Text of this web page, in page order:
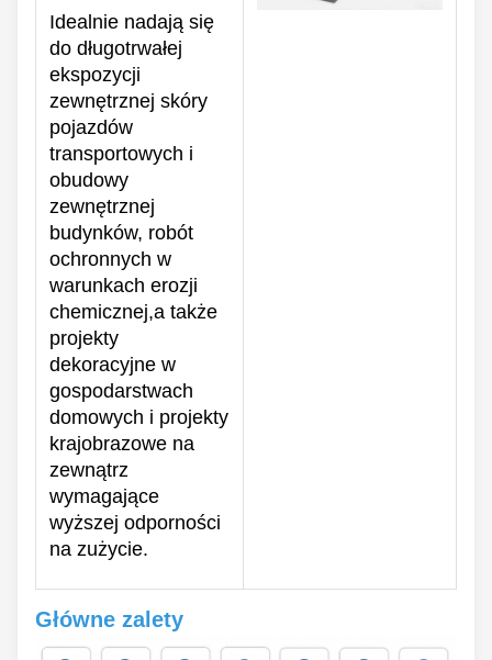
Idealnie nadają się
do długotrwałej
ekspozycji
zewnętrznej skóry
pojazdów
transportowych i
obudowy
zewnętrznej
budynków, robót
ochronnych w
warunkach erozji
chemicznej,a także
projekty
dekoracyjne w
gospodarstwach
domowych i projekty
krajobrazowe na
zewnątrz
wymagające
wyższej odporności
na zużycie.
Główne zalety